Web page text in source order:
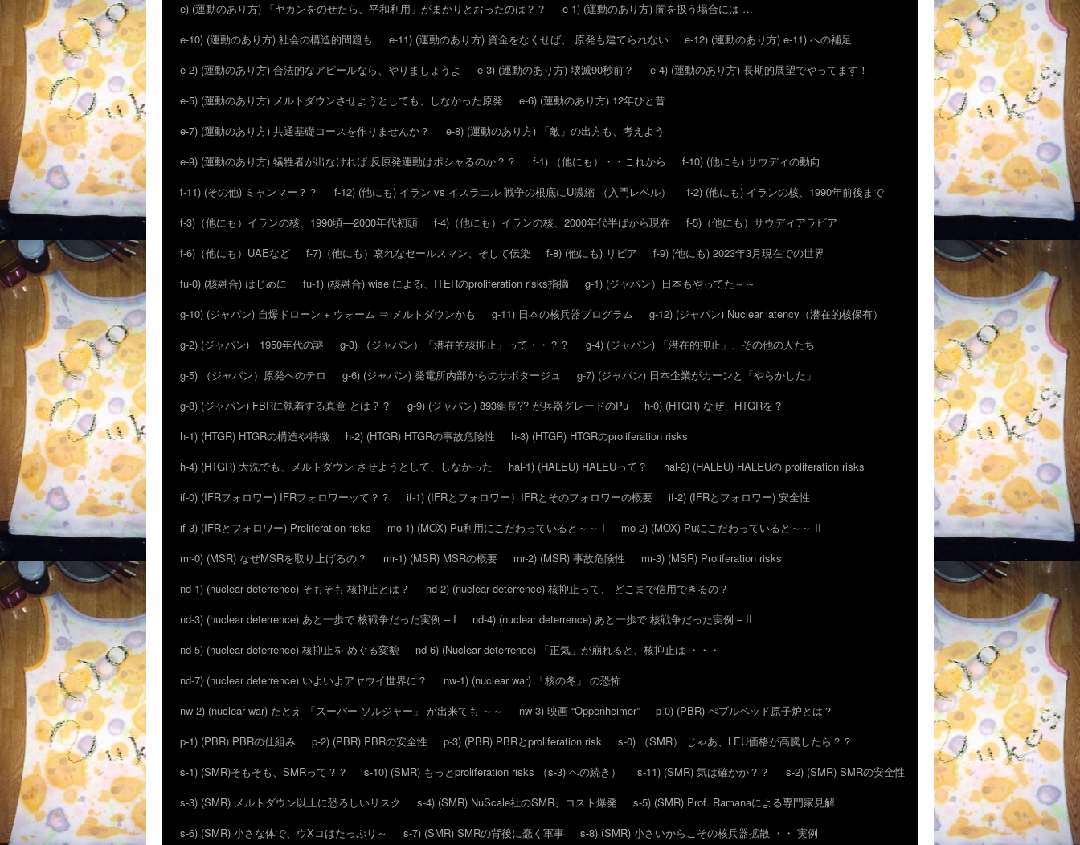
e) (運動のあり方) 「ヤカンをのせたら、平和利用」がまかりとおったのは？？
e-1) (運動のあり方) 闇を扱う場合には …
e-10) (運動のあり方) 社会の構造的問題も
e-11) (運動のあり方) 資金をなくせば、 原発も建てられない
e-12) (運動のあり方) e-11) への補足
e-2) (運動のあり方) 合法的なアピールなら、やりましょうよ
e-3) (運動のあり方) 壊滅90秒前？
e-4) (運動のあり方) 長期的展望でやってます！
e-5) (運動のあり方) メルトダウンさせようとしても、しなかった原発
e-6) (運動のあり方) 12年ひと昔
e-7) (運動のあり方) 共通基礎コースを作りませんか？
e-8) (運動のあり方) 「敵」の出方も、考えよう
e-9) (運動のあり方) 犠牲者が出なければ 反原発運動はポシャるのか？？
f-1) （他にも）・・これから
f-10) (他にも) サウディの動向
f-11) (その他) ミャンマー？？
f-12) (他にも) イラン vs イスラエル 戦争の根底にU濃縮 （入門レベル）
f-2) (他にも) イランの核、1990年前後まで
f-3)（他にも）イランの核、1990頃―2000年代初頭
f-4)（他にも）イランの核、2000年代半ばから現在
f-5)（他にも）サウディアラビア
f-6)（他にも）UAEなど
f-7)（他にも）哀れなセールスマン、そして伝染 f-8) (他にも) リビア
f-9) (他にも) 2023年3月現在での世界
fu-0) (核融合) はじめに
fu-1) (核融合) wise による、ITERのproliferation risks指摘
g-1) (ジャパン）日本もやってた～～
g-10) (ジャパン) 自爆ドローン + ウォーム ⇒ メルトダウンかも
g-11) 日本の核兵器プログラム
g-12) (ジャパン) Nuclear latency（潜在的核保有）
g-2) (ジャパン) 1950年代の謎
g-3) （ジャパン）「潜在的核抑止」って・・？？
g-4) (ジャパン) 「潜在的抑止」、その他の人たち
g-5) （ジャパン）原発へのテロ
g-6) (ジャパン) 発電所内部からのサボタージュ
g-7) (ジャパン) 日本企業がカーンと「やらかした」
g-8) (ジャパン) FBRに執着する真意 とは？？
g-9) (ジャパン) 893組長?? が兵器グレードのPu
h-0) (HTGR) なぜ、HTGRを？
h-1) (HTGR) HTGRの構造や特徴
h-2) (HTGR) HTGRの事故危険性
h-3) (HTGR) HTGRのproliferation risks
h-4) (HTGR) 大洗でも、メルトダウン させようとして、しなかった
hal-1) (HALEU) HALEUって？
hal-2) (HALEU) HALEUの proliferation risks
if-0) (IFRフォロワー) IFRフォロワーッて？？
if-1) (IFRとフォロワー）IFRとそのフォロワーの概要
if-2) (IFRとフォロワー) 安全性
if-3) (IFRとフォロワー) Proliferation risks
mo-1) (MOX) Pu利用にこだわっていると～～ I
mo-2) (MOX) Puにこだわっていると～～ II
mr-0) (MSR) なぜMSRを取り上げるの？
mr-1) (MSR) MSRの概要 mr-2) (MSR) 事故危険性
mr-3) (MSR) Proliferation risks
nd-1) (nuclear deterrence) そもそも 核抑止とは？
nd-2) (nuclear deterrence) 核抑止って、 どこまで信用できるの？
nd-3) (nuclear deterrence) あと一歩で 核戦争だった実例 – I
nd-4) (nuclear deterrence) あと一歩で 核戦争だった実例 – II
nd-5) (nuclear deterrence) 核抑止を めぐる変貌
nd-6) (Nuclear deterrence) 「正気」が崩れると、核抑止は ・・・
nd-7) (nuclear deterrence) いよいよアヤウイ世界に？
nw-1) (nuclear war) 「核の冬」 の恐怖
nw-2) (nuclear war) たとえ 「スーパー ソルジャー」 が出来ても ～～
nw-3) 映画 “Oppenheimer”
p-0) (PBR) ぺブルベッド原子炉とは？
p-1) (PBR) PBRの仕組み
p-2) (PBR) PBRの安全性 p-3) (PBR) PBRとproliferation risk
s-0) （SMR） じゃあ、LEU価格が高騰したら？？
s-1) (SMR)そもそも、SMRって？？
s-10) (SMR) もっとproliferation risks （s-3) への続き） s-11) (SMR) 気は確かか？？
s-2) (SMR) SMRの安全性
s-3) (SMR) メルトダウン以上に恐ろしいリスク
s-4) (SMR) NuScale社のSMR、コスト爆発
s-5) (SMR) Prof. Ramanaによる専門家見解
s-6) (SMR) 小さな体で、ウXコはたっぷり～
s-7) (SMR) SMRの背後に蠢く軍事
s-8) (SMR) 小さいからこその核兵器拡散 ・・ 実例